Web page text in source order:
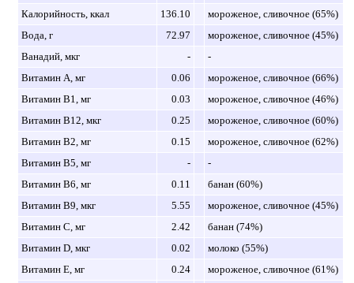
Калорийность, ккал
136.10
мороженое, сливочное (65%)
Вода, г
72.97
мороженое, сливочное (45%)
Ванадий, мкг
-
-
Витамин A, мг
0.06
мороженое, сливочное (66%)
Витамин B1, мг
0.03
мороженое, сливочное (46%)
Витамин B12, мкг
0.25
мороженое, сливочное (60%)
Витамин B2, мг
0.15
мороженое, сливочное (62%)
Витамин B5, мг
-
-
Витамин B6, мг
0.11
банан (60%)
Витамин B9, мкг
5.55
мороженое, сливочное (45%)
Витамин C, мг
2.42
банан (74%)
Витамин D, мкг
0.02
молоко (55%)
Витамин E, мг
0.24
мороженое, сливочное (61%)